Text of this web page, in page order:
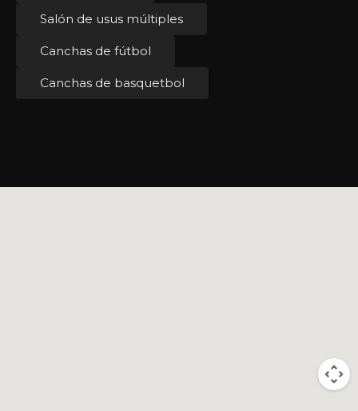
Salón de usus múltiples
Canchas de fútbol
Canchas de basquetbol